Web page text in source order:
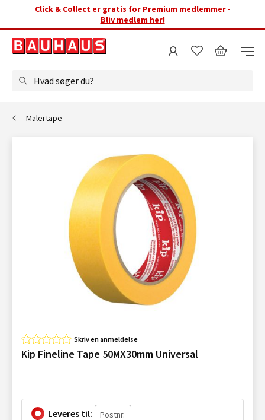
Click & Collect er gratis for Premium medlemmer -
Bliv medlem her!
Hvad søger du?
Malertape
Skriv en anmeldelse
Kip Fineline Tape 50MX30mm Universal
Leveres til: